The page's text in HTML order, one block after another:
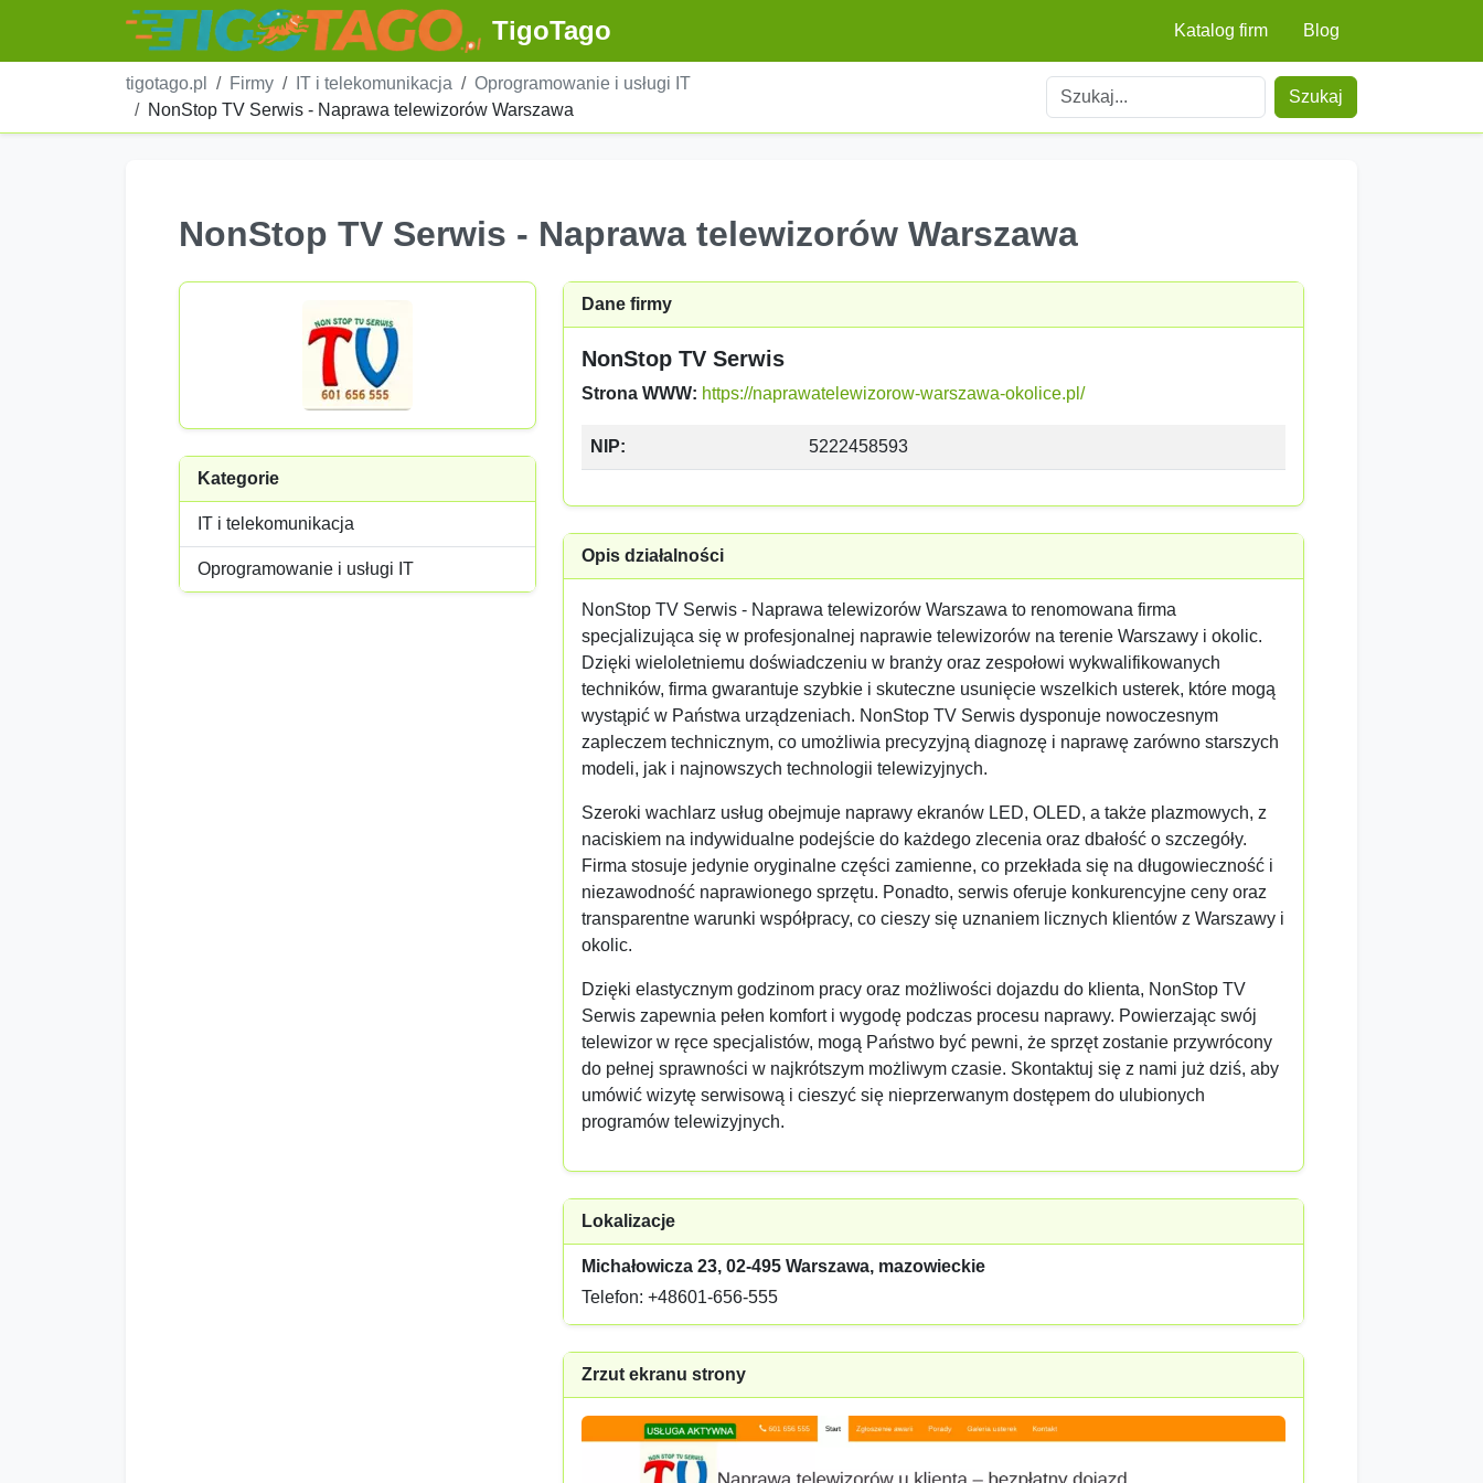
TigoTago Katalog firm Blog
tigotago.pl Firmy IT i telekomunikacja
Oprogramowanie i usługi IT
NonStop TV Serwis - Naprawa telewizorów Warszawa
Szukaj
NonStop TV Serwis - Naprawa telewizorów Warszawa
Kategorie
IT i telekomunikacja
Oprogramowanie i usługi IT
Dane firmy
NonStop TV Serwis
Strona WWW: https://naprawatelewizorow-warszawa-okolice.pl/
NIP: 5222458593
Opis działalności
NonStop TV Serwis - Naprawa telewizorów Warszawa to renomowana firma
specjalizująca się w profesjonalnej naprawie telewizorów na terenie Warszawy i okolic.
Dzięki wieloletniemu doświadczeniu w branży oraz zespołowi wykwalifikowanych
techników, firma gwarantuje szybkie i skuteczne usunięcie wszelkich usterek, które mogą
wystąpić w Państwa urządzeniach. NonStop TV Serwis dysponuje nowoczesnym
zapleczem technicznym, co umożliwia precyzyjną diagnozę i naprawę zarówno starszych
modeli, jak i najnowszych technologii telewizyjnych.
Szeroki wachlarz usług obejmuje naprawy ekranów LED, OLED, a także plazmowych, z
naciskiem na indywidualne podejście do każdego zlecenia oraz dbałość o szczegóły.
Firma stosuje jedynie oryginalne części zamienne, co przekłada się na długowieczność i
niezawodność naprawionego sprzętu. Ponadto, serwis oferuje konkurencyjne ceny oraz
transparentne warunki współpracy, co cieszy się uznaniem licznych klientów z Warszawy i
okolic.
Dzięki elastycznym godzinom pracy oraz możliwości dojazdu do klienta, NonStop TV
Serwis zapewnia pełen komfort i wygodę podczas procesu naprawy. Powierzając swój
telewizor w ręce specjalistów, mogą Państwo być pewni, że sprzęt zostanie przywrócony
do pełnej sprawności w najkrótszym możliwym czasie. Skontaktuj się z nami już dziś, aby
umówić wizytę serwisową i cieszyć się nieprzerwanym dostępem do ulubionych
programów telewizyjnych.
Lokalizacje
Michałowicza 23, 02-495 Warszawa, mazowieckie
Telefon: +48601-656-555
Zrzut ekranu strony